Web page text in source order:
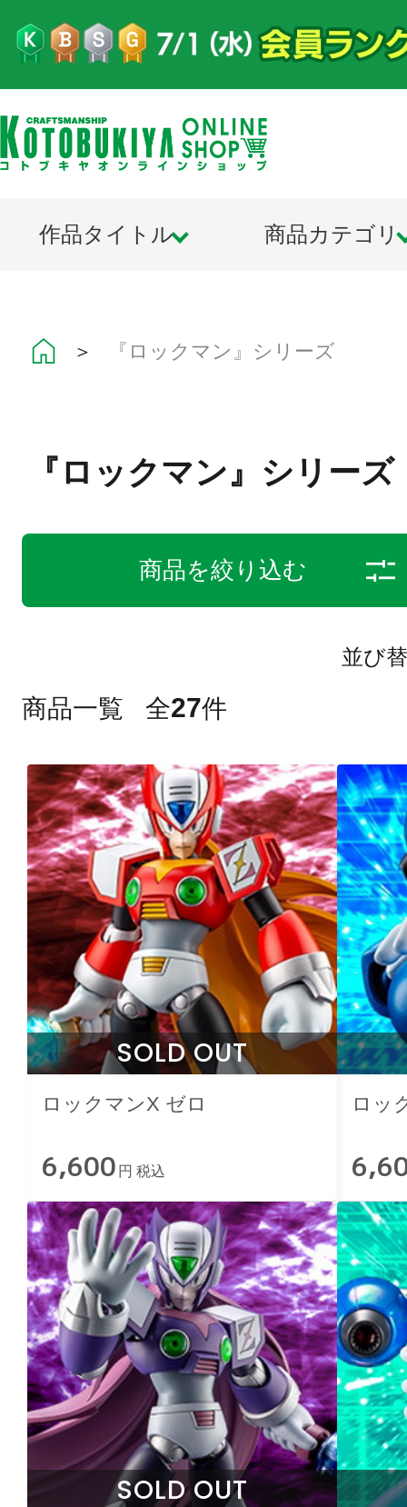
作品タイトル 商品カテゴリ
＞ 『ロックマン』シリーズ
『ロックマン』シリーズ
商品を絞り込む
並び
商品一覧 全27件
SOLD OUT
ロックマンX ゼロ
6,600 円 税込
ロッ
SOLD OUT